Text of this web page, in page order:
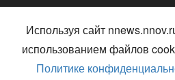
Используя сайт
использованием файлов
Политике